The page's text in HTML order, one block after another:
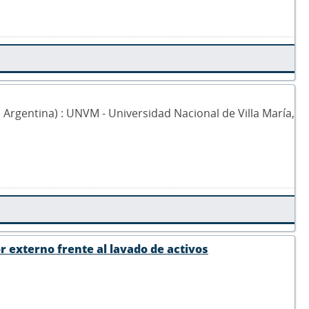
: UNVM - Universidad Nacional de Villa María,
externo frente al lavado de activos